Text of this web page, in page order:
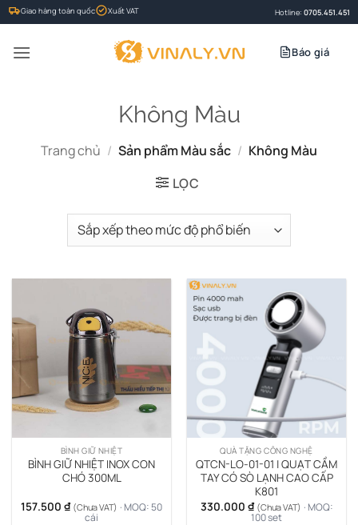
Bỏ
qua
nội
Giao hàng toàn quốc Xuất VAT Hotline: 0705.451.451
Báo giá
Không Màu
Trang chủ / Sản phẩm Màu sắc / Không Màu
LỌC
BÌNH GIỮ NHIỆT
BÌNH GIỮ NHIỆT INOX CON
CHÓ 300ML
157.500 ₫ (Chưa VAT) · MOQ: 50
cái
QUÀ TẶNG CÔNG NGHỆ
QTCN-LO-01-01 | QUẠT CẦM
TAY CÓ SÒ LẠNH CAO CẤP
K801
330.000 ₫ (Chưa VAT) · MOQ:
100 set